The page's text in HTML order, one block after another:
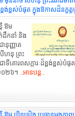
ពង់ខ្ពស់បំផុត ក្នុងឱកាសដ៏នក្ខត្ត
ឱម
ដឹកនាំ និង
ានុញ្ញាត
សីហនុ ព្រះ
ាទីគោរពសក្ការៈដ៏ខ្ពង់ខ្ពស់បំផុ
០២៦។ ..អានបន្ត..